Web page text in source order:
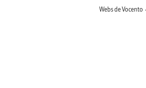
Webs de Vocento